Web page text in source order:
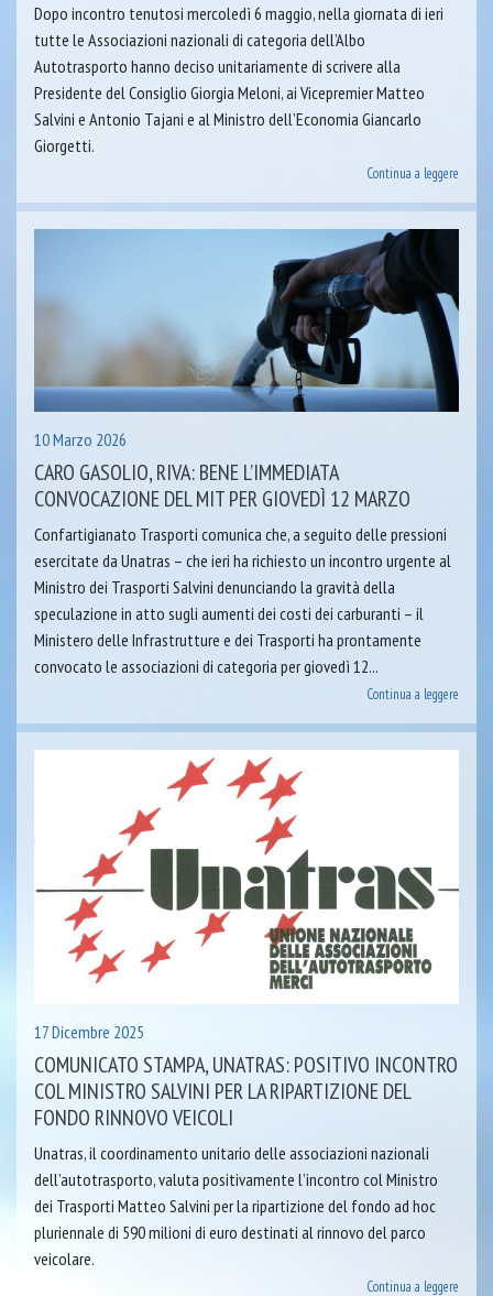
Dopo incontro tenutosi mercoledì 6 maggio, nella giornata di ieri
tutte le Associazioni nazionali di categoria dell’Albo
Autotrasporto hanno deciso unitariamente di scrivere alla
Presidente del Consiglio Giorgia Meloni, ai Vicepremier Matteo
Salvini e Antonio Tajani e al Ministro dell’Economia Giancarlo
Giorgetti.
Continua a leggere
10 Marzo 2026
CARO GASOLIO, RIVA: BENE L’IMMEDIATA
CONVOCAZIONE DEL MIT PER GIOVEDÌ 12 MARZO
Confartigianato Trasporti comunica che, a seguito delle pressioni
esercitate da Unatras – che ieri ha richiesto un incontro urgente al
Ministro dei Trasporti Salvini denunciando la gravità della
speculazione in atto sugli aumenti dei costi dei carburanti – il
Ministero delle Infrastrutture e dei Trasporti ha prontamente
convocato le associazioni di categoria per giovedì 12...
Continua a leggere
17 Dicembre 2025
COMUNICATO STAMPA, UNATRAS: POSITIVO INCONTRO
COL MINISTRO SALVINI PER LA RIPARTIZIONE DEL
FONDO RINNOVO VEICOLI
Unatras, il coordinamento unitario delle associazioni nazionali
dell’autotrasporto, valuta positivamente l’incontro col Ministro
dei Trasporti Matteo Salvini per la ripartizione del fondo ad hoc
pluriennale di 590 milioni di euro destinati al rinnovo del parco
veicolare.
Continua a leggere